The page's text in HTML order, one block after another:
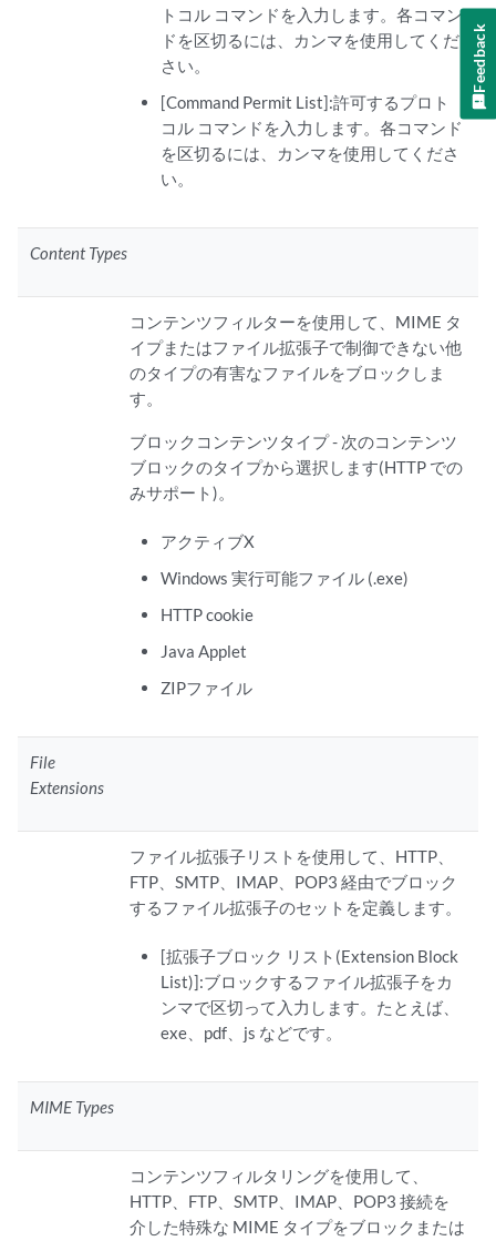
トコル コマンドを入力します。各コマン
ドを区切るには、カンマを使用してくだ
さい。
[Command Permit List]:許可するプロト
コル コマンドを入力します。各コマンド
を区切るには、カンマを使用してくださ
い。
Content Types
コンテンツフィルターを使用して、MIME タ
イプまたはファイル拡張子で制御できない他
のタイプの有害なファイルをブロックしま
す。
ブロックコンテンツタイプ - 次のコンテンツ
ブロックのタイプから選択します(HTTP での
みサポート)。
アクティブX
Windows 実行可能ファイル (.exe)
HTTP cookie
Java Applet
ZIPファイル
File
Extensions
ファイル拡張子リストを使用して、HTTP、
FTP、SMTP、IMAP、POP3 経由でブロック
するファイル拡張子のセットを定義します。
[拡張子ブロック リスト(Extension Block
List)]:ブロックするファイル拡張子をカ
ンマで区切って入力します。たとえば、
exe、pdf、js などです。
MIME Types
コンテンツフィルタリングを使用して、
HTTP、FTP、SMTP、IMAP、POP3 接続を
介した特殊な MIME タイプをブロックまたは
Feedback